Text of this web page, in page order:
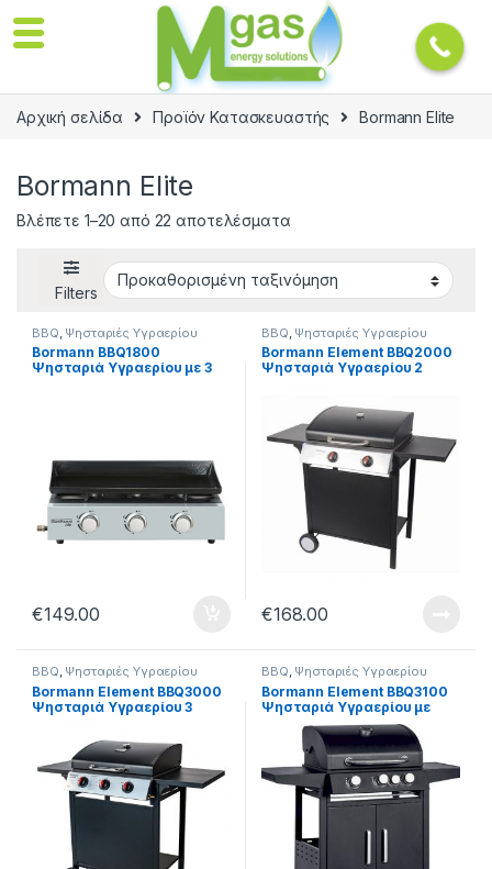
Αρχική σελίδα Προϊόν Κατασκευαστής Bormann Elite
Bormann Elite
Βλέπετε 1–20 από 22 αποτελέσματα
Filters
BBQ Ψησταριές Υγραερίου
Bormann BBQ1800
Ψησταριά Υγραερίου με 3
€149.00
BBQ Ψησταριές Υγραερίου
Bormann Element BBQ2000
Ψησταριά Υγραερίου 2
€168.00
BBQ, Ψησταριές Υγραερίου
Bormann Element BBQ3000
Ψησταριά Υγραερίου 3
cm 015406
BBQ, Ψησταριές Υγραερίου
Bormann Element BBQ3100
Ψησταριά Υγραερίου με
πλευρικό καυστήρα 3+1
εστίες 13.5kW 122x57x110
cm 015413